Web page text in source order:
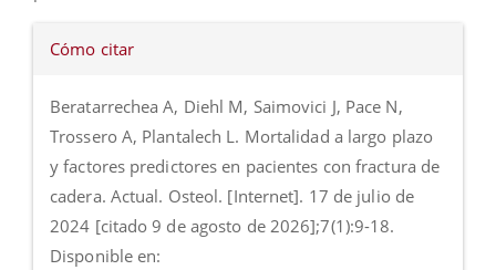
Detalles
del
artículo
Cómo citar
Beratarrechea A, Diehl M, Saimovici J, Pace N,
Trossero A, Plantalech L. Mortalidad a largo plazo
y factores predictores en pacientes con fractura de
cadera. Actual. Osteol. [Internet]. 17 de julio de
2024 [citado 9 de agosto de 2026];7(1):9-18.
Disponible en: